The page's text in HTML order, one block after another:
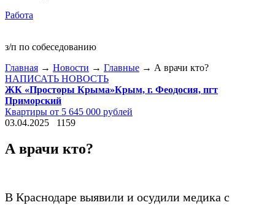
Работа
з/п по собеседованию
Главная → Новости → Главные → А врачи кто?
НАПИСАТЬ НОВОСТЬ
ЖК «Просторы Крыма»Крым, г. Феодосия, пгт
Приморский
Квартиры от 5 645 000 рублей
03.04.2025
1159
А врачи кто?
В Краснодаре выявили и осудили медика с